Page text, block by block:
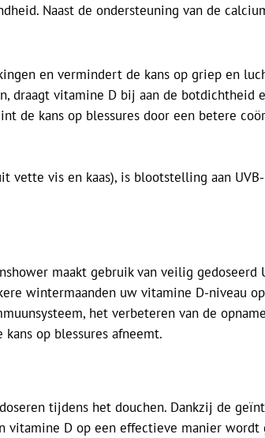
Naast de ondersteuning van de
en vermindert de kans op griep en
draagt vitamine D bij aan de botdichtheid
de kans op blessures door een betere
vette vis en kaas), is blootstelling aan
maakt gebruik van veilig
wintermaanden uw vitamine D-niveau
het verbeteren van de
op blessures afneemt.
tijdens het douchen. Dankzij de
D op een effectieve manier wordt